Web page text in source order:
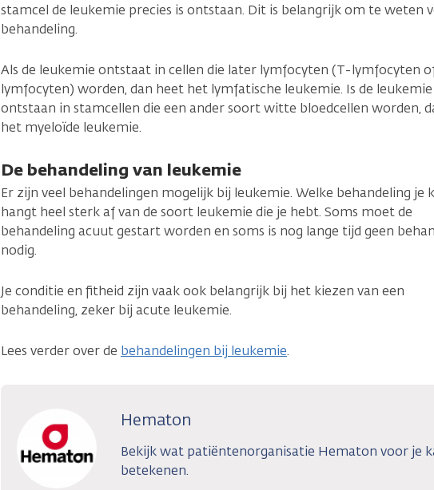
stamcel de leukemie precies is ontstaan. Dit is belangrijk om te weten
behandeling.
Als de leukemie ontstaat in cellen die later lymfocyten (T-lymfocyten
lymfocyten) worden, dan heet het lymfatische leukemie. Is de leukemie
ontstaan in stamcellen die een ander soort witte bloedcellen worden,
het myeloïde leukemie.
De behandeling van leukemie
Er zijn veel behandelingen mogelijk bij leukemie. Welke behandeling je
hangt heel sterk af van de soort leukemie die je hebt. Soms moet de
behandeling acuut gestart worden en soms is nog lange tijd geen
nodig.
Je conditie en fitheid zijn vaak ook belangrijk bij het kiezen van een
behandeling, zeker bij acute leukemie.
Lees verder over de behandelingen bij leukemie.
Hematon
Bekijk wat patiëntenorganisatie Hematon voor je
betekenen.